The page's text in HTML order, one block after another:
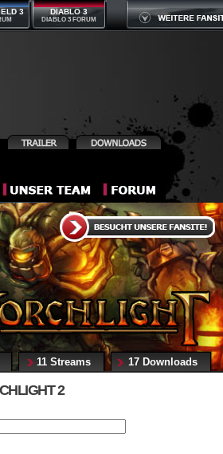
3 DIABLO 3
DIABLO 3 FORUM
11 Streams 17 Downloads
2